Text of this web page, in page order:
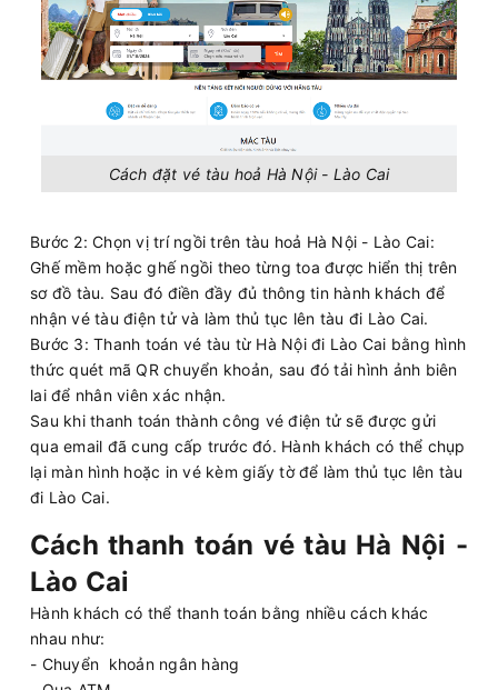
Cách đặt vé tàu hoả Hà Nội - Lào Cai
Bước 2: Chọn vị trí ngồi trên tàu hoả Hà Nội - Lào Cai:
Ghế mềm hoặc ghế ngồi theo từng toa được hiển thị trên
sơ đồ tàu. Sau đó điền đầy đủ thông tin hành khách để
nhận vé tàu điện tử và làm thủ tục lên tàu đi Lào Cai.
Bước 3: Thanh toán vé tàu từ Hà Nội đi Lào Cai bằng hình
thức quét mã QR chuyển khoản, sau đó tải hình ảnh biên
lai để nhân viên xác nhận.
Sau khi thanh toán thành công vé điện tử sẽ được gửi
qua email đã cung cấp trước đó. Hành khách có thể chụp
lại màn hình hoặc in vé kèm giấy tờ để làm thủ tục lên tàu
đi Lào Cai.
Cách thanh toán vé tàu Hà Nội -
Lào Cai
Hành khách có thể thanh toán bằng nhiều cách khác
nhau như:
- Chuyển khoản ngân hàng